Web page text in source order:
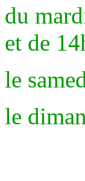
du
et de
le
le